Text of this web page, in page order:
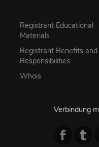
Registrant Educational
Materials
Registrant Benefits and
Responsibilities
Whois
Verbindung